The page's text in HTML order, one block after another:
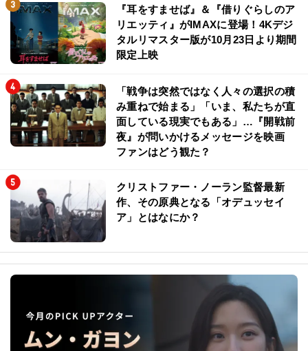
『耳をすませば』＆『借りぐらしのア
リエッティ』がIMAXに登場！4Kデジ
タルリマスター版が10月23日より期間
限定上映
「戦争は突然ではなく人々の選択の積
み重ねで始まる」「いま、私たちが直
面している現実でもある」…『開戦前
夜』が問いかけるメッセージを映画
ファンはどう観た？
クリストファー・ノーラン監督最新
作、その原典となる「オデュッセイ
ア」とはなにか？